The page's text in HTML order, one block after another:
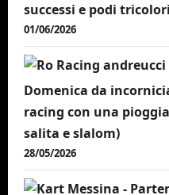
successi e podi tricolori
01/06/2026
Domenica da
racing con una
salita e slalom)
28/05/2026